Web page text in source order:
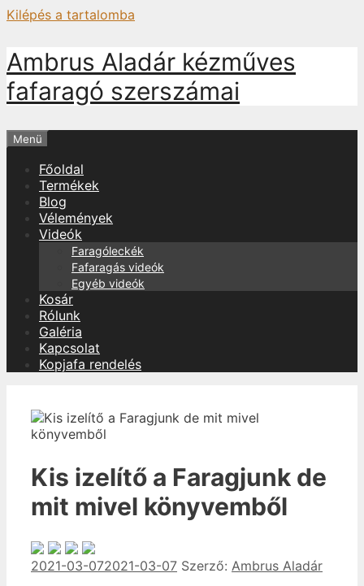
Kilépés a tartalomba
Ambrus Aladár kézműves
fafaragó szerszámai
Menü
Főoldal
Termékek
Blog
Vélemények
Videók
Faragóleckék
Fafaragás videók
Egyéb videók
Kosár
Rólunk
Galéria
Kapcsolat
Kopjafa rendelés
Kis izelítő a Faragjunk de
mit mivel könyvemből
2021-03-072021-03-07 Szerző: Ambrus Aladár